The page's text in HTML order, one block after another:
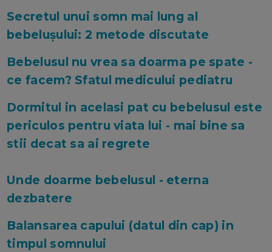
Secretul unui somn mai lung al
bebelușului: 2 metode discutate
Bebelusul nu vrea sa doarma pe spate -
ce facem? Sfatul medicului pediatru
Dormitul in acelasi pat cu bebelusul este
periculos pentru viata lui - mai bine sa
stii decat sa ai regrete
Unde doarme bebelusul - eterna
dezbatere
Balansarea capului (datul din cap) in
timpul somnului